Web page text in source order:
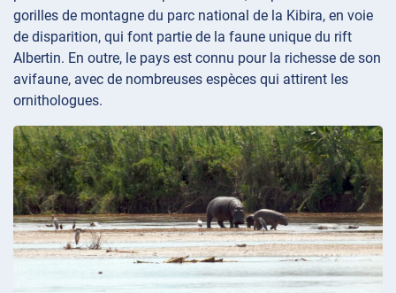
gorilles de montagne du parc national de la Kibira, en voie
de disparition, qui font partie de la faune unique du rift
Albertin. En outre, le pays est connu pour la richesse de son
avifaune, avec de nombreuses espèces qui attirent les
ornithologues.